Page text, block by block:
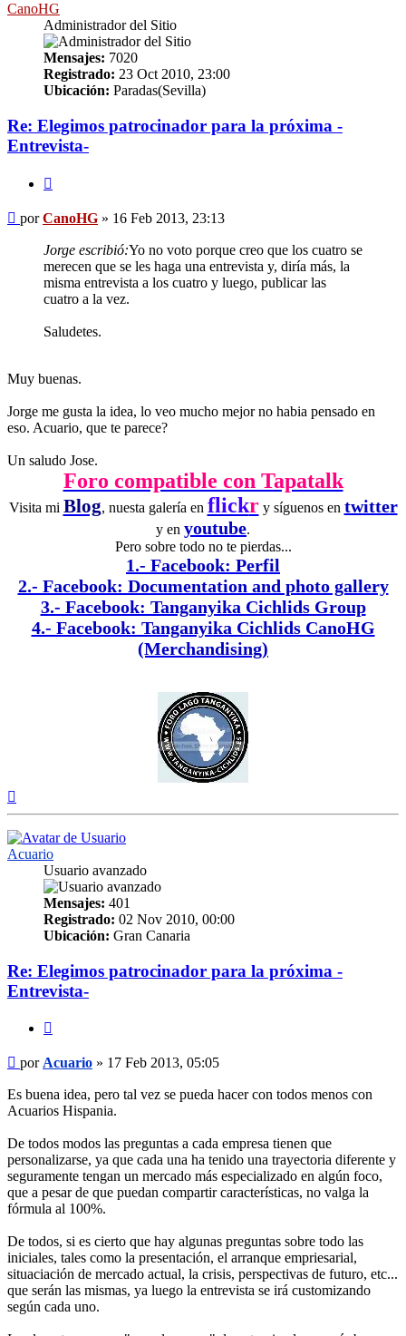
CanoHG
Administrador del Sitio
Mensajes: 7020
Registrado: 23 Oct 2010, 23:00
Ubicación: Paradas(Sevilla)
Re: Elegimos patrocinador para la próxima -
Entrevista-
Mensaje
porCanoHG » 16 Feb 2013, 23:13
Jorge escribió:Yo no voto porque creo que los cuatro se
merecen que se les haga una entrevista y, diría más, la
misma entrevista a los cuatro y luego, publicar las
cuatro a la vez.
Saludetes.
Muy buenas.
Jorge me gusta la idea, lo veo mucho mejor no habia pensado en
eso. Acuario, que te parece?
Un saludo Jose.
Foro compatible con Tapatalk
Visita mi Blog, nuesta galería en flickry síguenos en twitter
y en youtube.
Pero sobre todo no te pierdas...
1.- Facebook: Perfil
2.- Facebook: Documentation and photo gallery
3.- Facebook: Tanganyika Cichlids Group
4.- Facebook: Tanganyika Cichlids CanoHG
(Merchandising)
Acuario
Usuario avanzado
Mensajes: 401
Registrado: 02 Nov 2010, 00:00
Ubicación: Gran Canaria
Re: Elegimos patrocinador para la próxima -
Entrevista-
Mensaje
por Acuario » 17 Feb 2013, 05:05
Es buena idea, pero tal vez se pueda hacer con todos menos con
Acuarios Hispania.
De todos modos las preguntas a cada empresa tienen que
personalizarse, ya que cada una ha tenido una trayectoria diferente y
seguramente tengan un mercado más especializado en algún foco,
que a pesar de que puedan compartir características, no valga la
fórmula al 100%.
De todos, si es cierto que hay algunas preguntas sobre todo las
iniciales, tales como la presentación, el arranque empriesarial,
situaciación de mercado actual, la crisis, perspectivas de futuro, etc...
que serán las mismas, ya luego la entrevista se irá customizando
según cada uno.